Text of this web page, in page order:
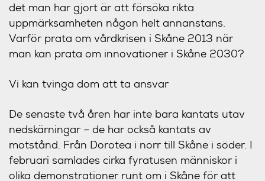
det man har gjort är att försöka rikta
uppmärksamheten någon helt annanstans.
Varför prata om vårdkrisen i Skåne 2013 när
man kan prata om innovationer i Skåne 2030?
Vi kan tvinga dom att ta ansvar
De senaste två åren har inte bara kantats utav
nedskärningar – de har också kantats av
motstånd. Från Dorotea i norr till Skåne i söder. I
februari samlades cirka fyratusen människor i
olika demonstrationer runt om i Skåne för att